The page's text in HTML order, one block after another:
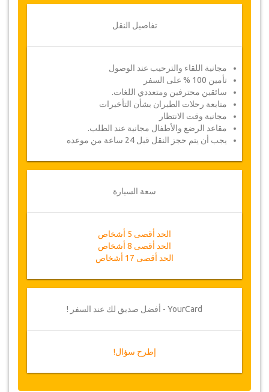
تفاصيل النقل
مجانية اللقاء والترحيب عند الوصول
تأمين 100 % على السفر
سائقين محترفين ومتعددي اللغات.
متابعة رحلات الطيران بشأن التأخيرات
مجانية وقت الانتظار
مقاعد الرضع والأطفال مجانية عند الطلب.
يجب أن يتم حجز النقل قبل 24 ساعة من موعده
سعة السيارة
الحد أقصى 5 أشخاص
الحد أقصى 8 أشخاص
الحد أقصى 17 أشخاص
YourCard - أفضل صديق لك عند السفر !
إطرح سؤال!